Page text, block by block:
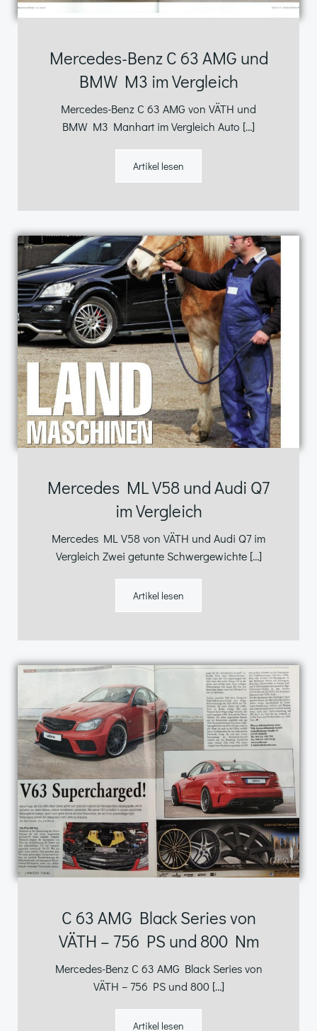
Mercedes-Benz C 63 AMG und
BMW M3 im Vergleich
Mercedes-Benz C 63 AMG von VÄTH und
BMW M3 Manhart im Vergleich Auto […]
Artikel lesen
Mercedes ML V58 und Audi Q7
im Vergleich
Mercedes ML V58 von VÄTH und Audi Q7 im
Vergleich Zwei getunte Schwergewichte […]
Artikel lesen
C 63 AMG Black Series von
VÄTH – 756 PS und 800 Nm
Mercedes-Benz C 63 AMG Black Series von
VÄTH – 756 PS und 800 […]
Artikel lesen